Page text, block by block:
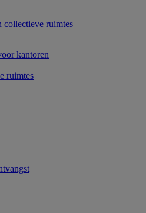
collectieve ruimtes
kantoren
ruimtes